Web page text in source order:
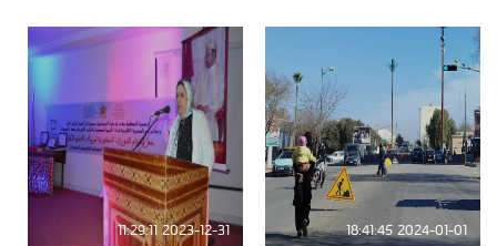
2024-01-01 18:41:45
2023-12-31 11:29:11